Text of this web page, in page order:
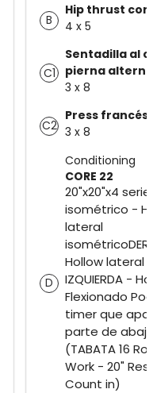
B
Hip thrust
4 x 5
C1
Sentadilla al
pierna
3 x 8
C2
Press francés
3 x 8
Conditioning
D
CORE 22
20"x20"x4
isométrico -
lateral
Hollow lateral
IZQUIERDA -
Flexionado
timer que
parte de
(TABATA 16
Work - 20"
Count in)